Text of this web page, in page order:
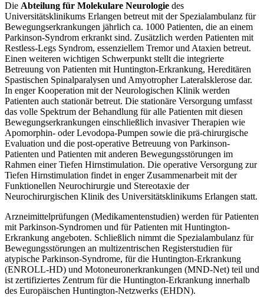
Die Abteilung für Molekulare Neurologie des
Universitätsklinikums Erlangen betreut mit der Spezialambulanz für
Bewegungserkrankungen jährlich ca. 1000 Patienten, die an einem
Parkinson-Syndrom erkrankt sind. Zusätzlich werden Patienten mit
Restless-Legs Syndrom, essenziellem Tremor und Ataxien betreut.
Einen weiteren wichtigen Schwerpunkt stellt die integrierte
Betreuung von Patienten mit Huntington-Erkrankung, Hereditären
Spastischen Spinalparalysen und Amyotropher Lateralsklerose dar.
In enger Kooperation mit der Neurologischen Klinik werden
Patienten auch stationär betreut. Die stationäre Versorgung umfasst
das volle Spektrum der Behandlung für alle Patienten mit diesen
Bewegungserkrankungen einschließlich invasiver Therapien wie
Apomorphin- oder Levodopa-Pumpen sowie die prä-chirurgische
Evaluation und die post-operative Betreuung von Parkinson-
Patienten und Patienten mit anderen Bewegungsstörungen im
Rahmen einer Tiefen Hirnstimulation. Die operative Versorgung zur
Tiefen Hirnstimulation findet in enger Zusammenarbeit mit der
Funktionellen Neurochirurgie und Stereotaxie der
Neurochirurgischen Klinik des Universitätsklinikums Erlangen statt.
Arzneimittelprüfungen (Medikamentenstudien) werden für Patienten
mit Parkinson-Syndromen und für Patienten mit Huntington-
Erkrankung angeboten. Schließlich nimmt die Spezialambulanz für
Bewegungsstörungen an multizentrischen Registerstudien für
atypische Parkinson-Syndrome, für die Huntington-Erkrankung
(ENROLL-HD) und Motoneuronerkrankungen (MND-Net) teil und
ist zertifiziertes Zentrum für die Huntington-Erkrankung innerhalb
des Europäischen Huntington-Netzwerks (EHDN).